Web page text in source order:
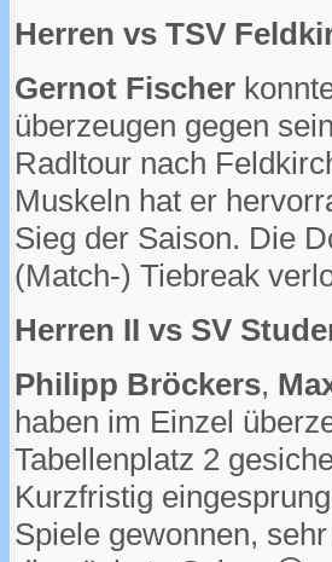
Herren vs TSV
Gernot Fischer
überzeugen gegen
Radltour nach
Muskeln hat er
Sieg der Saison. Die
(Match-) Tiebreak
Herren II vs SV
Philipp Bröckers,
haben im Einzel
Tabellenplatz 2
Kurzfristig
Spiele gewonnen,